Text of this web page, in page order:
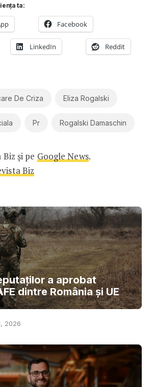
ta:
Facebook
LinkedIn Reddit
De Criza Eliza Rogalski
Pr Rogalski Damaschin
și pe Google News.
Biz
a aprobat
dintre România și UE
2026